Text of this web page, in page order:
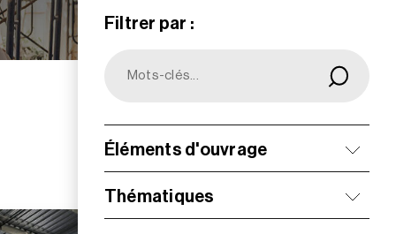
Filtrer par :
Éléments d'ouvrage
Thématiques